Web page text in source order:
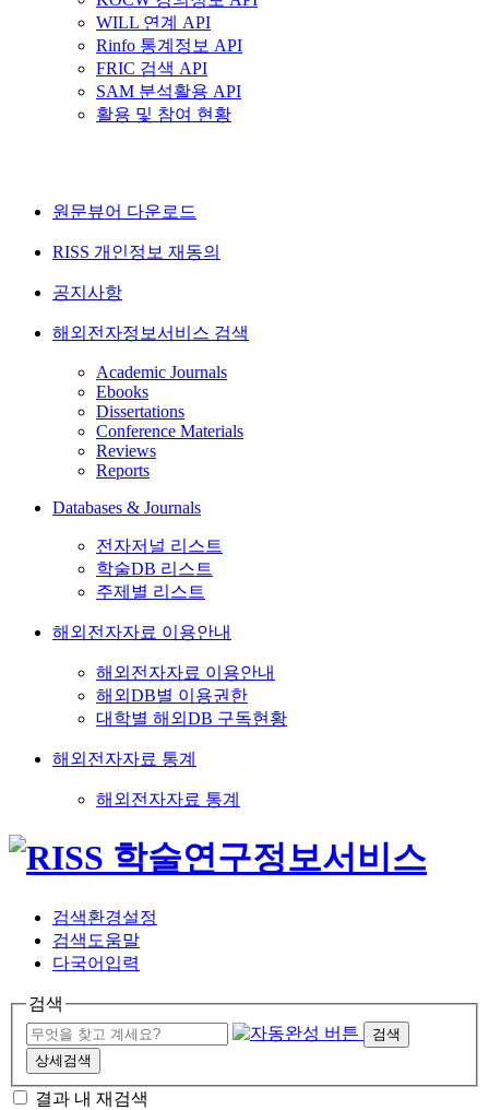
WILL 연계 API
Rinfo 통계정보 API
FRIC 검색 API
SAM 분석활용 API
활용 및 참여 현황
원문뷰어 다운로드
RISS 개인정보 재동의
공지사항
해외전자정보서비스 검색
Academic Journals
Ebooks
Dissertations
Conference Materials
Reviews
Reports
Databases & Journals
전자저널 리스트
학술DB 리스트
주제별 리스트
해외전자자료 이용안내
해외전자자료 이용안내
해외DB별 이용권한
대학별 해외DB 구독현황
해외전자자료 통계
해외전자자료 통계
검색환경설정
검색도움말
다국어입력
검색
검색
상세검색
결과 내 재검색